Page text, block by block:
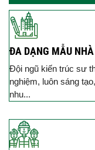
ĐA DẠNG MẪU
Đội ngũ kiến trúc sư
nghiệm, luôn sáng
nhu...